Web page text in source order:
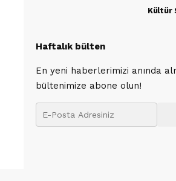
Kültür
Haftalık bülten
En yeni haberlerimizi anında
bültenimize abone olun!